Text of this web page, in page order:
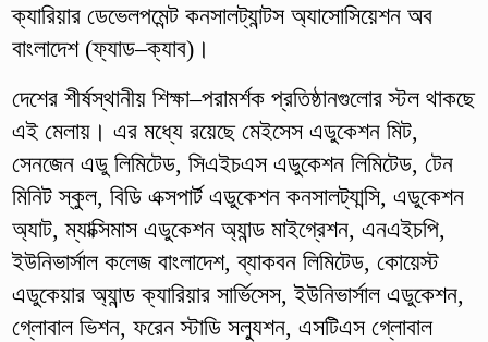
ক্যারিয়ার ডেভেলপমেন্ট কনসালট্যান্টস অ্যাসোসিয়েশন অব
বাংলাদেশ (ফ্যাড–ক্যাব)।
দেশের শীর্ষস্থানীয় শিক্ষা–পরামর্শক প্রতিষ্ঠানগুলোর স্টল থাকছে
এই মেলায়। এর মধ্যে রয়েছে মেইসেস এডুকেশন মিট,
সেনজেন এডু লিমিটেড, সিএইচএস এডুকেশন লিমিটেড, টেন
মিনিট স্কুল, বিডি এক্সপার্ট এডুকেশন কনসালট্যান্সি, এডুকেশন
অ্যাট, ম্যাক্সিমাস এডুকেশন অ্যান্ড মাইগ্রেশন, এনএইচপি,
ইউনিভার্সাল কলেজ বাংলাদেশ, ব্যাকবন লিমিটেড, কোয়েস্ট
এডুকেয়ার অ্যান্ড ক্যারিয়ার সার্ভিসেস, ইউনিভার্সাল এডুকেশন,
গ্লোবাল ভিশন, ফরেন স্টাডি সল্যুশন, এসটিএস গ্লোবাল